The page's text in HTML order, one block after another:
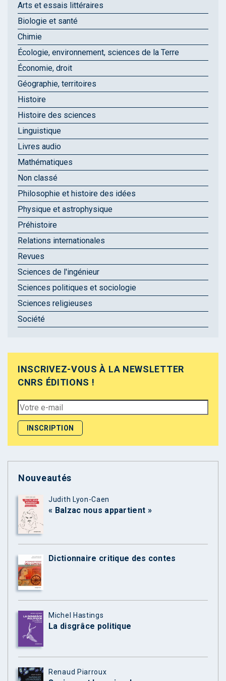
Arts et essais littéraires
Biologie et santé
Chimie
Écologie, environnement, sciences de la Terre
Économie, droit
Géographie, territoires
Histoire
Histoire des sciences
Linguistique
Livres audio
Mathématiques
Non classé
Philosophie et histoire des idées
Physique et astrophysique
Préhistoire
Relations internationales
Revues
Sciences de l'ingénieur
Sciences politiques et sociologie
Sciences religieuses
Société
INSCRIVEZ-VOUS À LA NEWSLETTER
CNRS ÉDITIONS !
Nouveautés
Judith Lyon-Caen
« Balzac nous appartient »
Dictionnaire critique des contes
Michel Hastings
La disgrâce politique
Renaud Piarroux